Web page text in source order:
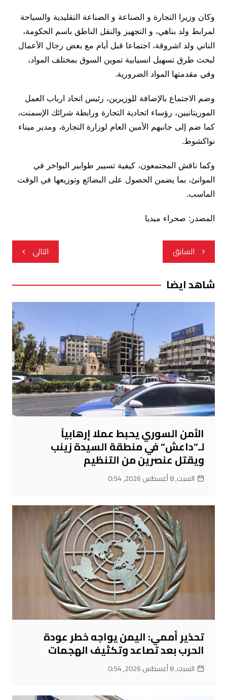
وكان وزيرا التجارة و الصناعة و الصناعة التقليدية والسياحة
لمرابط ولد بناهي، و التجهيز والنقل الناطق باسم الحكومة،
الناني ولد اشروقة، اجتماعا قبل أيام مع بعض رجال الأعمال
لبحث طرق تسهيل انسيابية تموين السوق بمختلف المواد،
وفي مقدمتها المواد الضرورية.
وضم الاجتماع بالإضافة للوزيرين، رئيس اتحاد ارباب العمل
الموريتانيين، رؤساء اتحادية التجارة ورابطة شرائك الإسمنت،
كما ضم إلى جانبهم الأمين العام لوزارة التجارة، ومدير ميناء
نواكشوط.
وكما ناقش المجتمعون، كيفية تسيير طوابير البواخر في
الموانئ، بما يضمن الحصول على البضائع وتوزيعها في الوقت
الماسب.
المصدر: صحراء ميديا
تصفّح
المقالات
السابق التالي
شاهد ايضا
الأمن السوري يحبط عملا إرهابياً
لـ”داعش” في منطقة السيدة زينب
ويقتل عنصرين من التنظيم
السبت, 8 أغسطس 2026, 0:54
تحذير أممي: اليمن يواجه خطر عودة
الحرب بعد تصاعد وتكثيف الهجمات
السبت, 8 أغسطس 2026, 0:54